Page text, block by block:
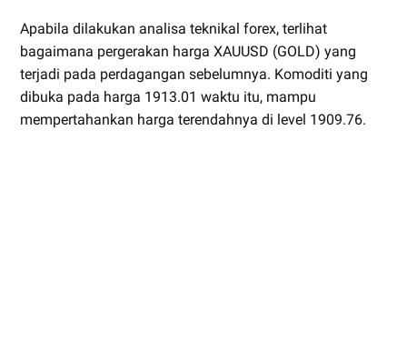
Apabila dilakukan analisa teknikal forex, terlihat
bagaimana pergerakan harga XAUUSD (GOLD) yang
terjadi pada perdagangan sebelumnya. Komoditi yang
dibuka pada harga 1913.01 waktu itu, mampu
mempertahankan harga terendahnya di level 1909.76.